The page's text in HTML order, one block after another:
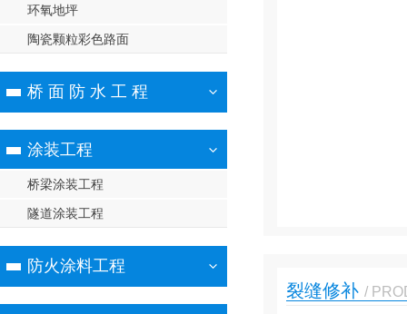
环氧地坪
陶瓷颗粒彩色路面
桥 面 防 水 工 程
涂装工程
桥梁涂装工程
隧道涂装工程
防火涂料工程
裂缝修补 /